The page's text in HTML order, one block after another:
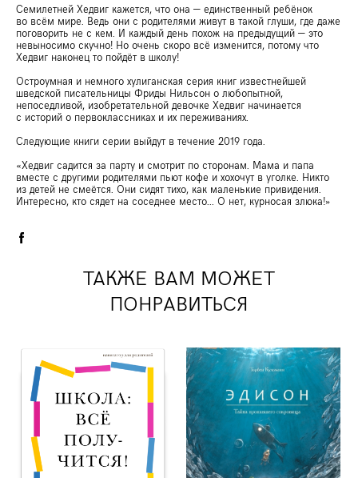
Семилетней Хедвиг кажется, что она — единственный ребёнок
во всём мире. Ведь они с родителями живут в такой глуши, где даже
поговорить не с кем. И каждый день похож на предыдущий — это
невыносимо скучно! Но очень скоро всё изменится, потому что
Хедвиг наконец то пойдёт в школу!
Остроумная и немного хулиганская серия книг известнейшей
шведской писательницы Фриды Нильсон о любопытной,
непоседливой, изобретательной девочке Хедвиг начинается
с историй о первоклассниках и их переживаниях.
Следующие книги серии выйдут в течение 2019 года.
«Хедвиг садится за парту и смотрит по сторонам. Мама и папа
вместе с другими родителями пьют кофе и хохочут в уголке. Никто
из детей не смеётся. Они сидят тихо, как маленькие привидения.
Интересно, кто сядет на соседнее место... О нет, курносая злюка!»
ТАКЖЕ ВАМ МОЖЕТ
ПОНРАВИТЬСЯ